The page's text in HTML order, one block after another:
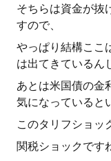
そちらは資金が抜
すので、
やっぱり結構ここ
は出てきているん
あとは米国債の金
気になっていると
このタリフショッ
関税ショックです